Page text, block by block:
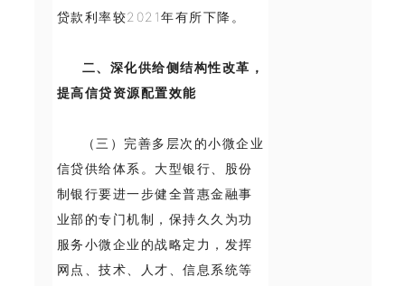
贷款利率较2021年有所下降。
二、深化供给侧结构性改革，
提高信贷资源配置效能
（三）完善多层次的小微企业
信贷供给体系。大型银行、股份
制银行要进一步健全普惠金融事
业部的专门机制，保持久久为功
服务小微企业的战略定力，发挥
网点、技术、人才、信息系统等